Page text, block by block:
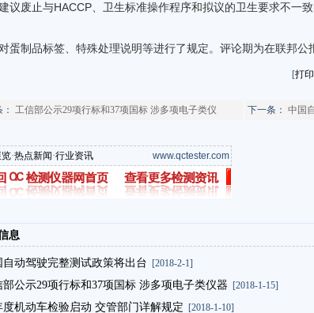
废止与HACCP、卫生标准操作程序和拟议的卫生要求不一致
制品标签、特殊处理说明等进行了规定。评论期为在联邦公
[打
工信部公示29项行标和37项国标 涉多项电子类仪 下一条： 中国
·热点新闻·行业资讯 www.qctester.com
息
自动驾驶完整测试政策将出台 [2018-2-1]
部公示29项行标和37项国标 涉多项电子类仪器 [2018-1-15]
度机动车检验启动 交管部门详解规定 [2018-1-10]